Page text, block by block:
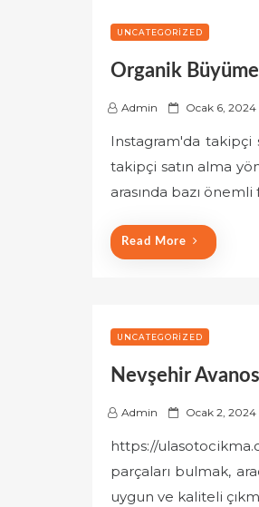
UNCATEGORIZED
Organik Büyüme
Admin
P
s
t
o
n
Ocak 6, 2024
Instagram'da takipçi
takipçi satın alma
arasında bazı
Read More
UNCATEGORIZED
Nevşehir
Admin
P
s
t
e
Ocak 2, 2024
https://
parçaları bulmak,
uygun ve kaliteli